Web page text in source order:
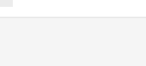
Telan